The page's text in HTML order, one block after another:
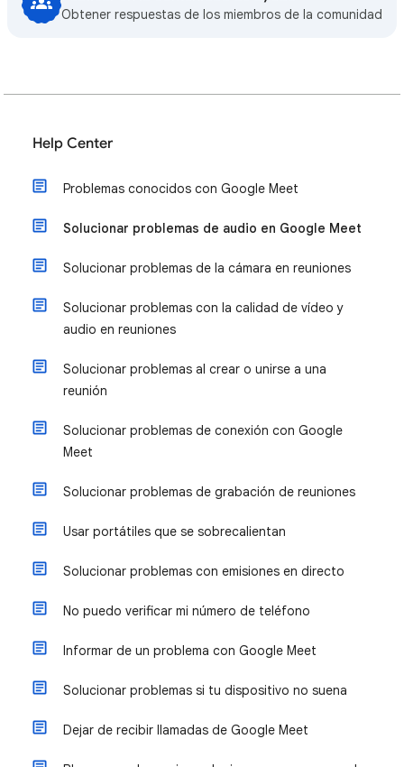
Obtener respuestas de los miembros de la comunidad
Help Center
Problemas conocidos con Google Meet
Solucionar problemas de audio en Google Meet
Solucionar problemas de la cámara en reuniones
Solucionar problemas con la calidad de vídeo y
audio en reuniones
Solucionar problemas al crear o unirse a una
reunión
Solucionar problemas de conexión con Google
Meet
Solucionar problemas de grabación de reuniones
Usar portátiles que se sobrecalientan
Solucionar problemas con emisiones en directo
No puedo verificar mi número de teléfono
Informar de un problema con Google Meet
Solucionar problemas si tu dispositivo no suena
Dejar de recibir llamadas de Google Meet